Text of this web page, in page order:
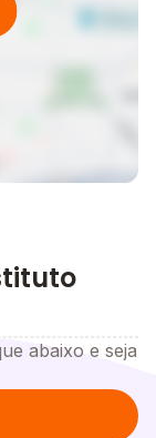
abaixo e seja